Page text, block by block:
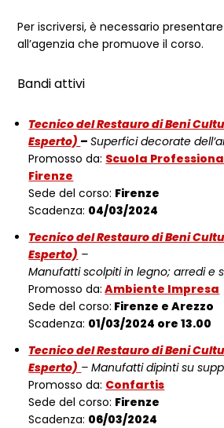
Per iscriversi, è necessario
all’agenzia che promuove il corso.
Bandi attivi
Tecnico del Restauro di Beni
Esperto) –Superfici decorate
Promosso da: Scuola
Firenze
Sede del corso: Firenze
Scadenza: 04/03/2024
Tecnico del Restauro di Beni
Esperto) –
Manufatti scolpiti in legno; arredi e
Promosso da: Ambiente Impresa
Sede del corso: Firenze e Arezzo
Scadenza: 01/03/2024 ore 13.00
Tecnico del Restauro di Beni
Esperto) – Manufatti dipinti su
Promosso da: Confartis
Sede del corso: Firenze
Scadenza: 06/03/2024